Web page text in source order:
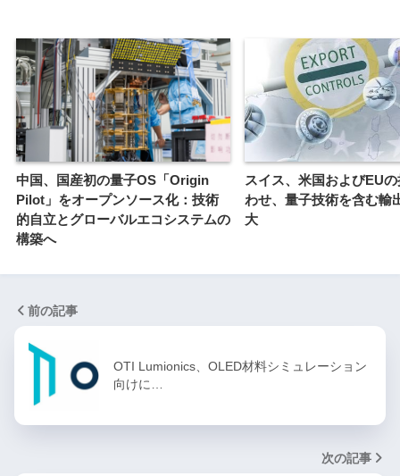
中国、国産初の量子OS「Origin
Pilot」をオープンソース化：技術
的自立とグローバルエコシステムの
構築へ
スイス、米国およびEU
わせ、量子技術を含む輸
大
前の記事
OTI Lumionics、OLED材料シミュレーション
向けに…
次の記事